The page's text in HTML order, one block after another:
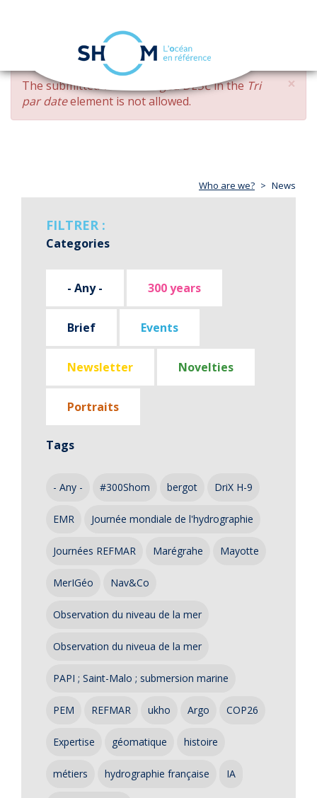
Skip
main
content
navigation
×
ERROR
MESSAGE
The submitted value changed DESCin the Tri
par dateelement is not allowed.
Who are we? News
FILTRER :
Categories
- Any - 300 years
Brief Events
Newsletter Novelties
Portraits
Tags
- Any - #300Shom bergot DriX H-9
EMR Journée mondiale de l'hydrographie
Journées REFMAR Marégrahe Mayotte
MerIGéo Nav&Co
Observation du niveau de la mer
Observation du niveua de la mer
PAPI ; Saint-Malo ; submersion marine
PEM REFMAR ukho Argo COP26
Expertise géomatique histoire
métiers hydrographie française IA